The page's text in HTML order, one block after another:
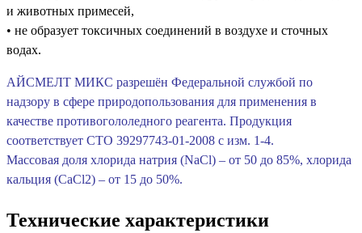
и животных примесей,
• не образует токсичных соединений в воздухе и сточных
водах.
АЙСМЕЛТ МИКС разрешён Федеральной службой по
надзору в сфере природопользования для применения в
качестве противогололедного реагента. Продукция
соответствует СТО 39297743-01-2008 с изм. 1-4.
Массовая доля хлорида натрия (NaCl) – от 50 до 85%, хлорида
кальция (CaCl2) – от 15 до 50%.
Технические характеристики